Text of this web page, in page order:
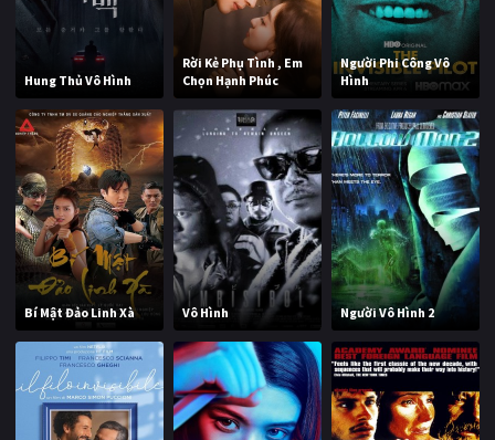
Hung Thủ Vô Hình
Rời Kẻ Phụ Tình , Em
Chọn Hạnh Phúc
Người Phi Công Vô
Hình
Bí Mật Đảo Linh Xà Vô Hình Người Vô Hình 2